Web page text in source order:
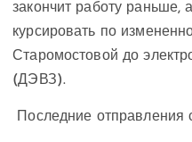
закончит работу раньше,
курсировать по
Старомостовой до
(ДЭВЗ).
Последние отправления